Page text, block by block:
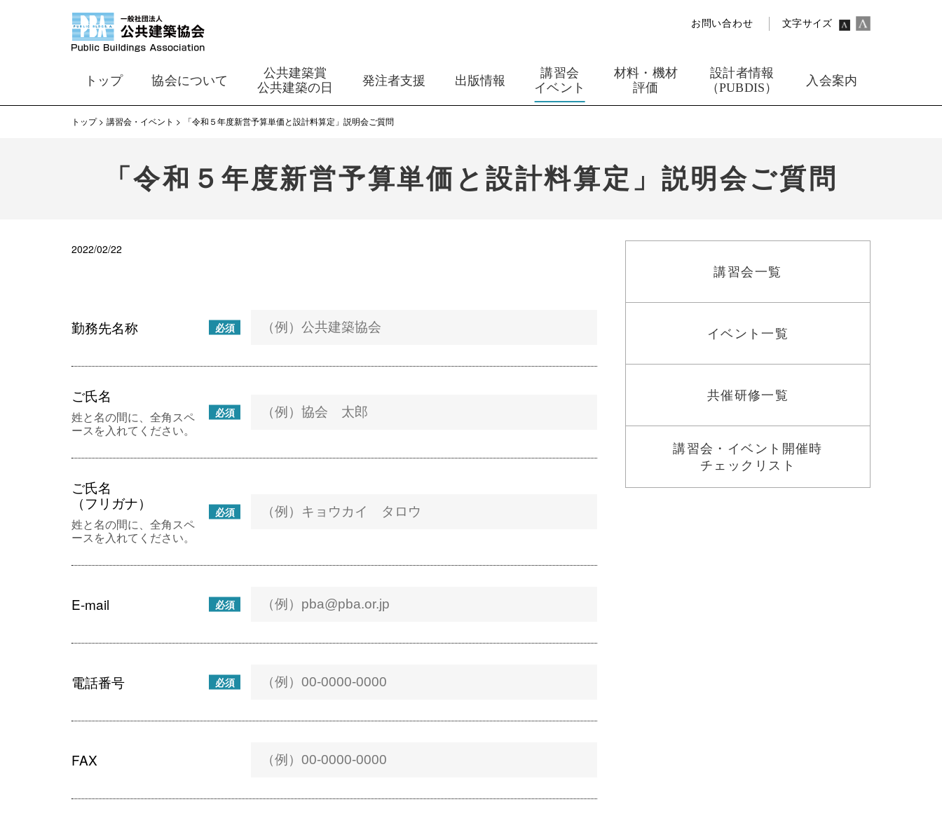
お問い合わせ 文字サイズ
トップ 協会について
公共建築賞
公共建築の日
発注者支援 出版情報
講習会
イベント
材料・機材
評価
設計者情報
（PUBDIS）
入会案内
トップ 講習会・イベント 「令和５年度新営予算単価と設計料算定」説明会ご質問
「令和５年度新営予算単価と設計料算定」説明会ご質問
2022/02/22
勤務先名称 必須
ご氏名
必須
姓と名の間に、全角スペ
ースを入れてください。
ご氏名
（フリガナ）
必須
姓と名の間に、全角スペ
ースを入れてください。
E-mail 必須
電話番号 必須
FAX
講習会一覧
イベント一覧
共催研修一覧
講習会・イベント開催時
チェックリスト